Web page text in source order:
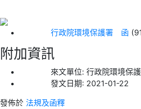
行政院環境保護署 函
附加資訊
來文單位: 行政院環境保
發文日期: 2021-01-22
發佈於 法規及函釋